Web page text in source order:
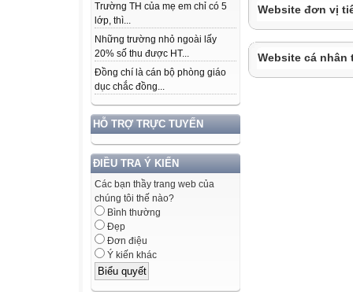
Trường TH của mẹ em chỉ có 5
lớp, thì...
Những trường nhỏ ngoài lấy
20% số thu được HT...
Đồng chí là cán bộ phòng giáo
dục chắc đồng...
HỖ TRỢ TRỰC TUYẾN
ĐIỀU TRA Ý KIẾN
Các bạn thầy trang web của
chúng tôi thế nào?
Bình thường
Đẹp
Đơn điệu
Ý kiến khác
Website đơn vị
Website cá nhân